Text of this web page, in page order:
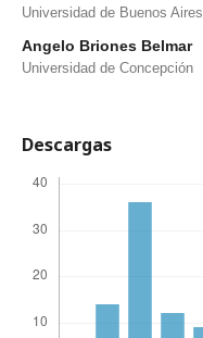
Universidad de Buenos Aires
Angelo Briones Belmar
Universidad de Concepción
Descargas